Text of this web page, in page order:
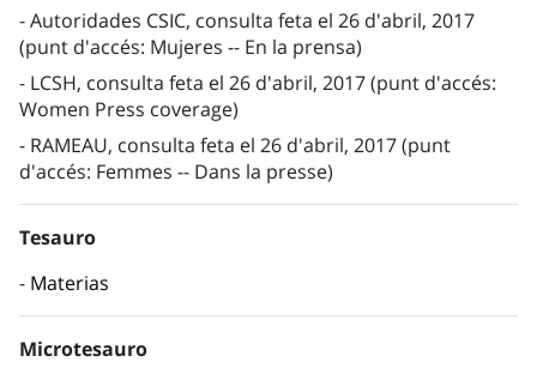
Autoridades CSIC, consulta feta el 26 d'abril, 2017
(punt d'accés: Mujeres -- En la prensa)
LCSH, consulta feta el 26 d'abril, 2017 (punt d'accés:
Women Press coverage)
RAMEAU, consulta feta el 26 d'abril, 2017 (punt
d'accés: Femmes -- Dans la presse)
Tesauro
Materias
Microtesauro